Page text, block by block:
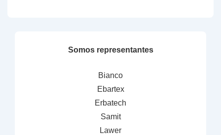
Somos representantes
Bianco
Ebartex
Erbatech
Samit
Lawer